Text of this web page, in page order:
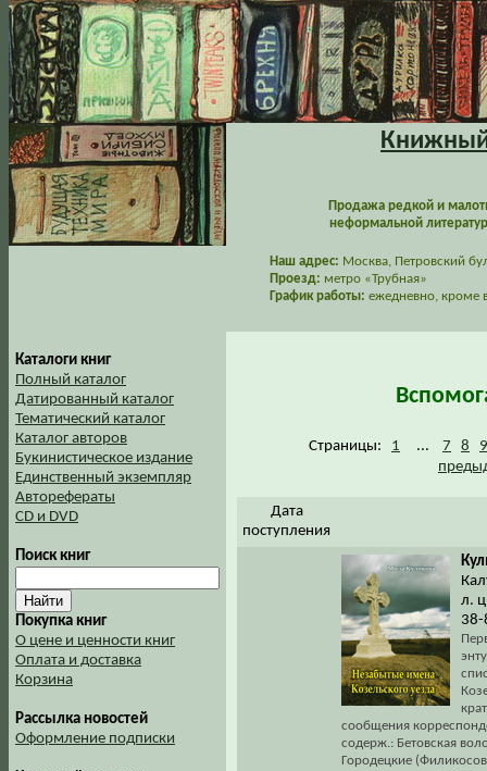
Книжный
Продажа редкой и
неформальной
Наш адрес: Москва, Петровский
Проезд: метро «Трубная»
График работы: ежедневно, кроме
Каталоги книг
Полный каталог
Датированный каталог
Тематический каталог
Каталог авторов
Букинистическое издание
Единственный экземпляр
Авторефераты
CD и DVD
Поиск книг
Покупка книг
О цене и ценности книг
Оплата и доставка
Корзина
Рассылка новостей
Оформление подписки
Страницы: 1 ... 7 8
9
Дата
поступления
л.
38-
сообщения
содерж.: Бетовская
Городецкие